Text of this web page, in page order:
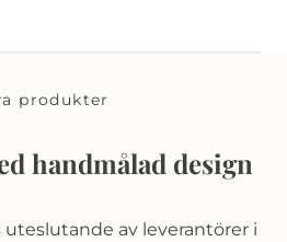
produkter
handmålad design
uteslutande av leverantörer i